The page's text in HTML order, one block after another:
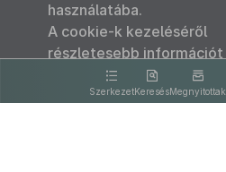
SzerkezetKeresésMegnyitottak
használatába.
A cookie-k kezeléséről
részletesebb információt
kattintva olvashat.